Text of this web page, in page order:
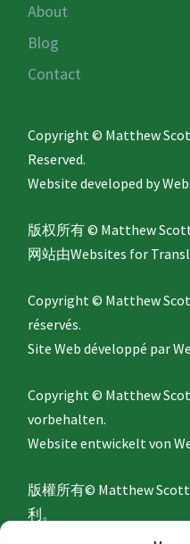
About
Blog
Contact
Copyright © Matthew
Reserved.
Website developed by
版权所有 © Matthew Scott
网站由Websites for
Copyright © Matthew
réservés.
Site Web développé par
Copyright © Matthew
vorbehalten.
Website entwickelt von
版權所有© Matthew
利。
Websites for